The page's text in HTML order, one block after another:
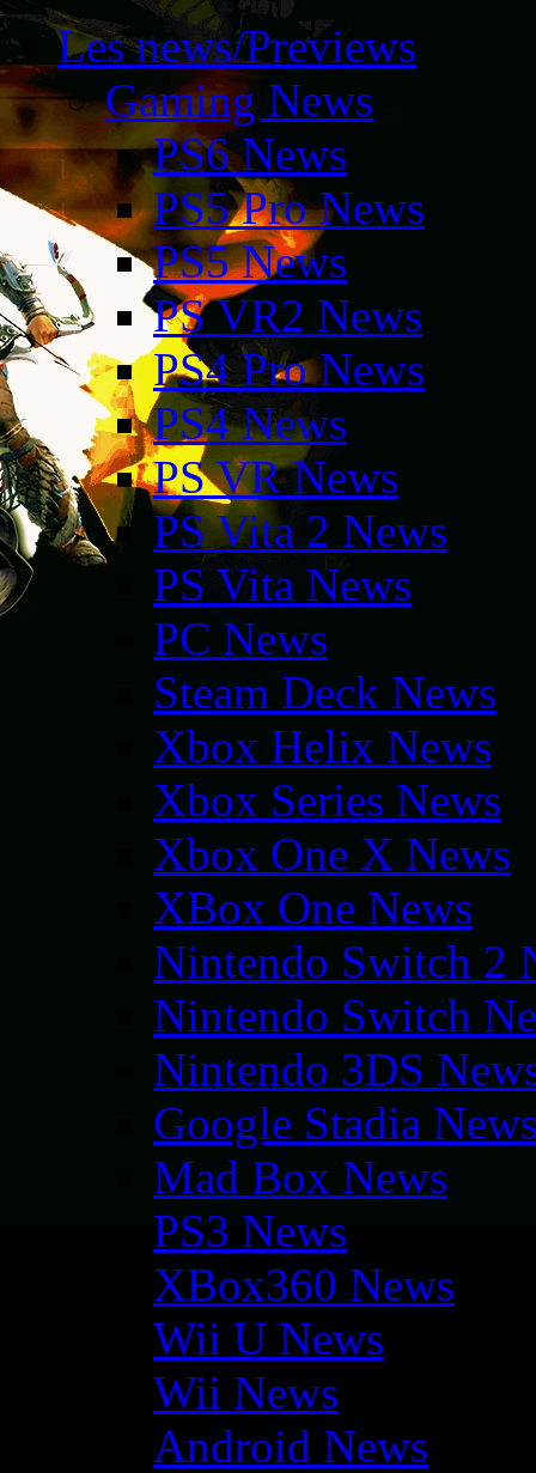
Les news/Previews
Gaming News
PS6 News
PS5 Pro News
PS5 News
PS VR2 News
PS4 Pro News
PS4 News
PS VR News
PS Vita 2 News
PS Vita News
PC News
Steam Deck News
Xbox Helix News
Xbox Series News
Xbox One X News
XBox One News
Nintendo Switch 2
Nintendo Switch
Nintendo 3DS
Google Stadia
Mad Box News
PS3 News
XBox360 News
Wii U News
Wii News
Android News